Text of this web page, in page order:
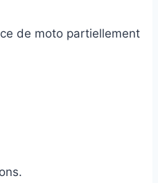
de moto partiellement